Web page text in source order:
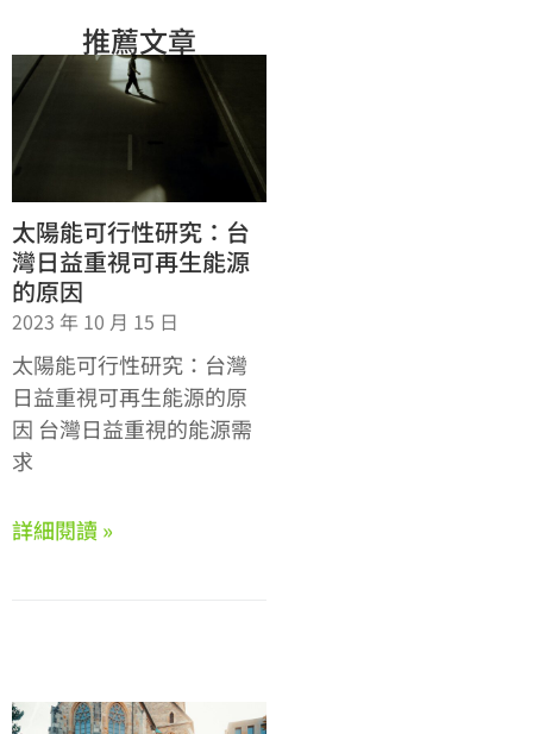
推薦文章
太陽能可行性研究：台
灣日益重視可再生能源
的原因
2023 年 10 月 15 日
太陽能可行性研究：台灣
日益重視可再生能源的原
因 台灣日益重視的能源需
求
詳細閱讀 »